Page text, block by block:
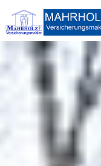
Zum Blog